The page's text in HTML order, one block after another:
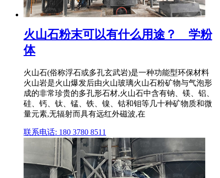
火山石粉末可以有什么用途？ _ 学粉
体
火山石(俗称浮石或多孔玄武岩)是一种功能型环保材料
火山岩是火山爆发后由火山玻璃火山石粉矿物与气泡形
成的非常珍贵的多孔形石材,火山石中含有钠、镁、铝、
硅、钙、钛、锰、铁、镍、钴和钼等几十种矿物质和微
量元素,无辐射而具有远红外磁波,在
联系电话: 180 3780 8511